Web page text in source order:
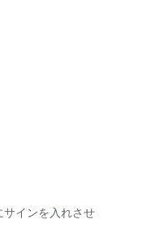
サインを入れさせ